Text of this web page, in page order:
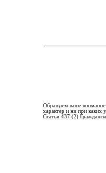
Обращаем ваше
характер и ни при каких
Статьи 437 (2)